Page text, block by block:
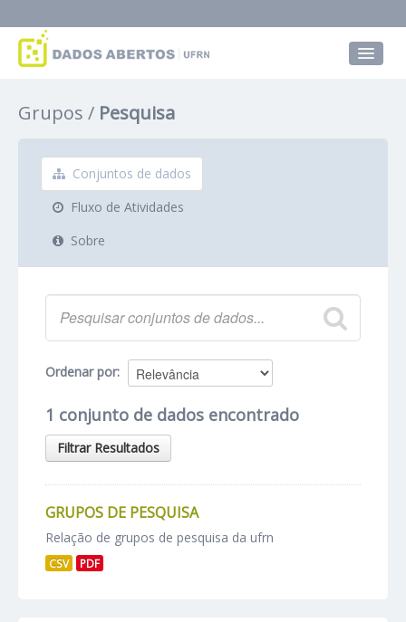
Grupos
Sobre
Grupos Pesquisa
Conjuntos de dados
Fluxo de Atividades
Sobre
Ordenar por
1 conjunto de dados encontrado
Filtrar Resultados
GRUPOS DE PESQUISA
Relação de grupos de pesquisa da ufrn
CSV PDF